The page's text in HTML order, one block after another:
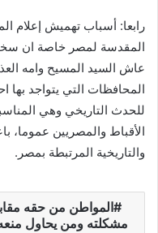
رابعا: أسباب تهميش إعلام
المقدسة لمصر خاصة ان سخا
عاش السيد المسيح وامه
المحافظات التي يتواجد بها
للحدث التاريخي وهي
الأقباط والمصريين عموما،
والتاريخية المرتبطة بمصر.
المواطن من حقه
مشكلته ومن يحاول